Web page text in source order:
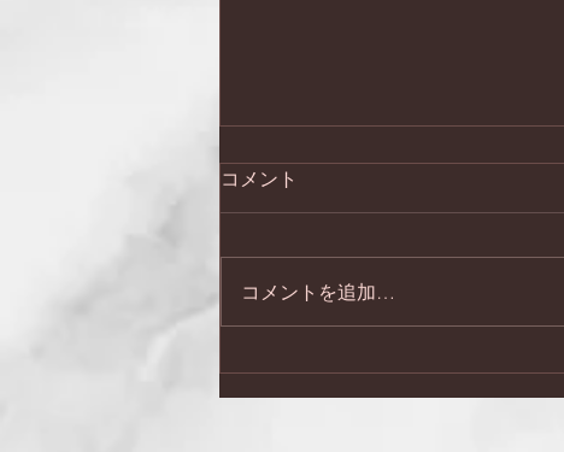
日本会議兵庫 第２７回総
会・記念講演会
コメント
コメントを追加…